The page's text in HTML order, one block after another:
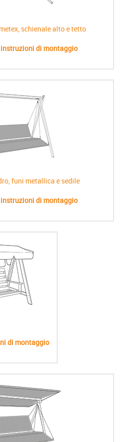
schienale alto e tetto
di montaggio
funi metallica e sedile
di montaggio
di montaggio